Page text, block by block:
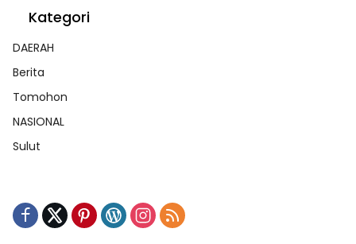
Kategori
DAERAH
Berita
Tomohon
NASIONAL
Sulut